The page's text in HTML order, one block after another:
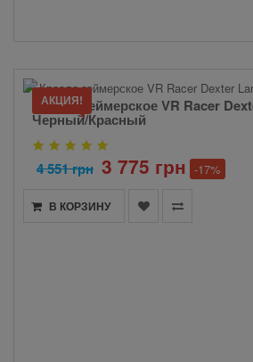
АКЦИЯ!
Кресло геймерское VR Racer
Черный/Красный
4 551 грн 3 775 грн -17%
В КОРЗИНУ